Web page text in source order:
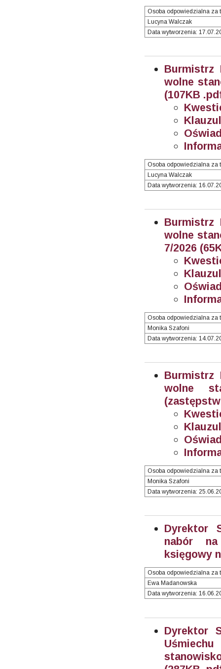
Osoba odpowiedzialna za
Lucyna Walczak
Data wytworzenia:
Burmistrz
wolne
(107KB
Osoba odpowiedzialna za
Lucyna Walczak
Data wytworzenia:
Burmistrz
wolne
7/2026
Osoba odpowiedzialna za
Monika Szafoni
Data wytworzenia:
Burmistrz
wolne
Osoba odpowiedzialna za
Monika Szafoni
Data wytworzenia:
Dyrektor
nabór na
księgowy
Osoba odpowiedzialna za
Ewa Madanowska
Data wytworzenia:
Dyrektor